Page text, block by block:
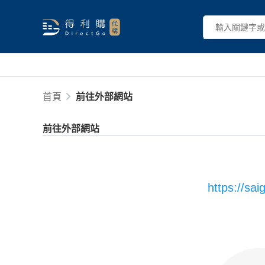
首頁 前往外部網站
前往外部網站
https://